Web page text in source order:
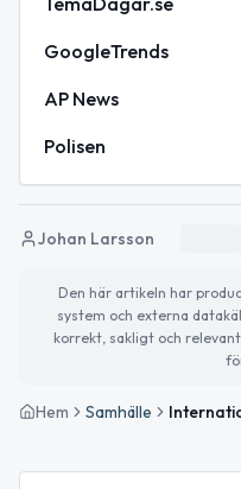
GoogleTrends
AP News
Polisen
Johan Larsson
Den här artikeln har
system och externa
korrekt, sakligt och
Hem Samhälle